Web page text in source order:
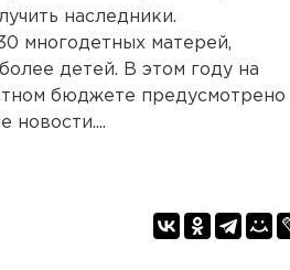
наследники.
многодетных матерей,
детей. В этом году на
бюджете предусмотрено
новости....